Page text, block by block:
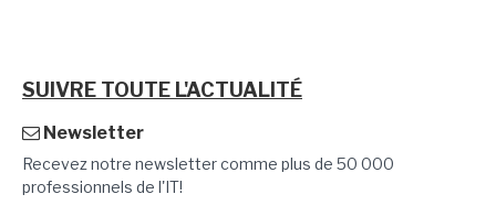
SUIVRE TOUTE L'ACTUALITÉ
Newsletter
Recevez notre newsletter comme plus de 50 000
professionnels de l'IT!